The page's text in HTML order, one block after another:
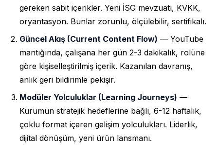
gereken sabit içerikler. Yeni İSG mevzuatı, KVKK,
oryantasyon. Bunlar zorunlu, ölçülebilir, sertifikalı.
Güncel Akış (Current Content Flow) — YouTube
mantığında, çalışana her gün 2-3 dakikalık, rolüne
göre kişiselleştirilmiş içerik. Kazanılan davranış,
anlık geri bildirimle pekişir.
Modüler Yolculuklar (Learning Journeys) —
Kurumun stratejik hedeflerine bağlı, 6-12 haftalık,
çoklu format içeren gelişim yolculukları. Liderlik,
dijital dönüşüm, yeni ürün lansmanı.